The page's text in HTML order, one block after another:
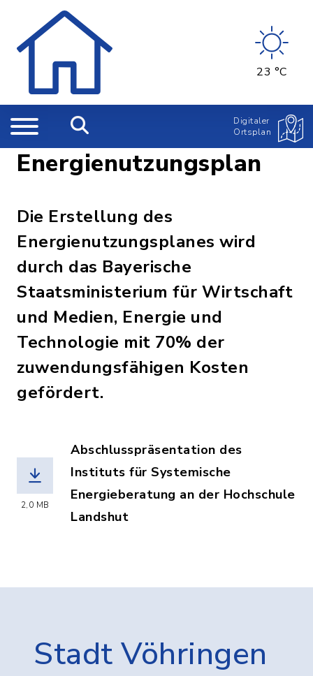
23 °C
Digitaler
Ortsplan
Energienutzungsplan
Die Erstellung des
Energienutzungsplanes wird
durch das Bayerische
Staatsministerium für Wirtschaft
und Medien, Energie und
Technologie mit 70% der
zuwendungsfähigen Kosten
gefördert.
2,0 MB
Abschlusspräsentation des
Instituts für Systemische
Energieberatung an der Hochschule
Landshut
Stadt Vöhringen